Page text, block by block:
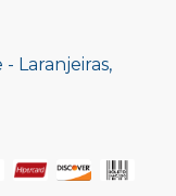
Laranjeiras,